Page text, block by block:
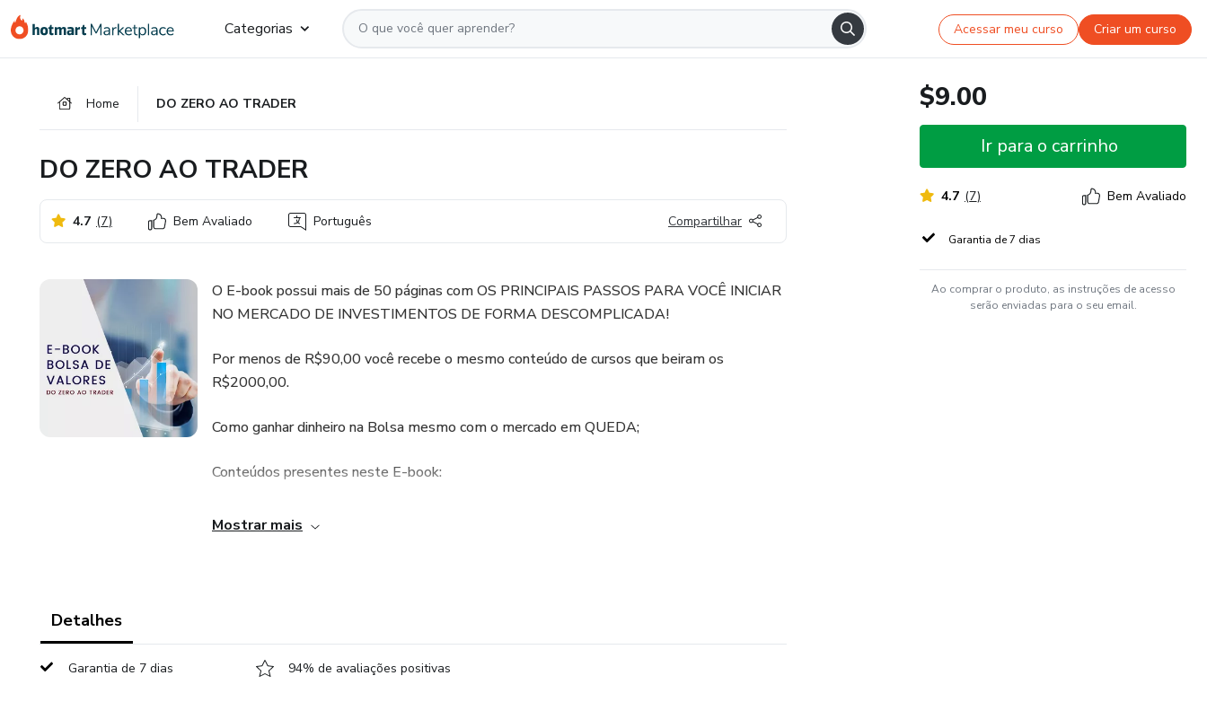
para
para
para
Categorias Acessar meu curso Criar um curso
Home DO ZERO AO TRADER
DO ZERO AO TRADER
4.7 (7) Bem Avaliado Português Compartilhar
O E-book possui mais de 50 páginas com OS PRINCIPAIS PASSOS PARA VOCÊ INICIAR
NO MERCADO DE INVESTIMENTOS DE FORMA DESCOMPLICADA!
Por menos de R$90,00 você recebe o mesmo conteúdo de cursos que beiram os
R$2000,00.
Como ganhar dinheiro na Bolsa mesmo com o mercado em QUEDA;
Conteúdos presentes neste E-book:
1. Bovespa;
Mostrar mais
Detalhes
Garantia de 7 dias 94% de avaliações positivas
$9.00
Ir para o carrinho
4.7 (7) Bem Avaliado
Garantia de 7 dias
Ao comprar o produto, as instruções de acesso
serão enviadas para o seu email.